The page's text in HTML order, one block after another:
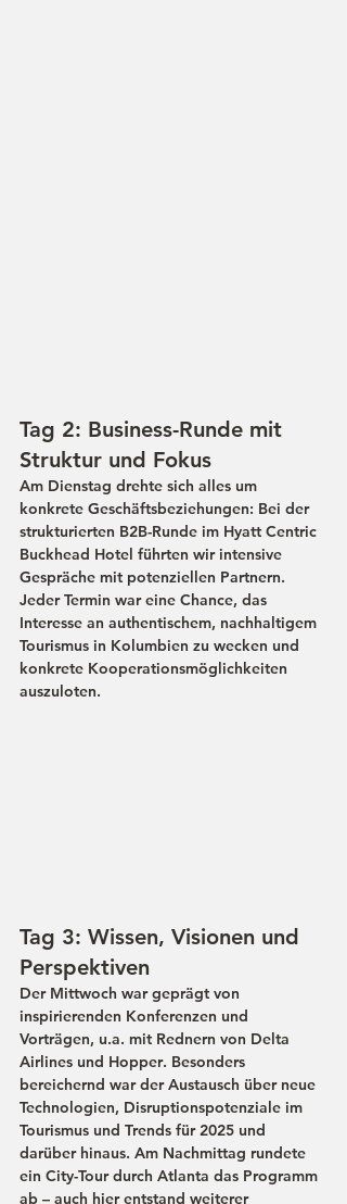
Tag 2: Business-Runde mit
Struktur und Fokus
Am Dienstag drehte sich alles um
konkrete Geschäftsbeziehungen: Bei der
strukturierten B2B-Runde im Hyatt Centric
Buckhead Hotel führten wir intensive
Gespräche mit potenziellen Partnern.
Jeder Termin war eine Chance, das
Interesse an authentischem, nachhaltigem
Tourismus in Kolumbien zu wecken und
konkrete Kooperationsmöglichkeiten
auszuloten.
Tag 3: Wissen, Visionen und
Perspektiven
Der Mittwoch war geprägt von
inspirierenden Konferenzen und
Vorträgen, u.a. mit Rednern von Delta
Airlines und Hopper. Besonders
bereichernd war der Austausch über neue
Technologien, Disruptionspotenziale im
Tourismus und Trends für 2025 und
darüber hinaus. Am Nachmittag rundete
ein City-Tour durch Atlanta das Programm
ab – auch hier entstand weiterer